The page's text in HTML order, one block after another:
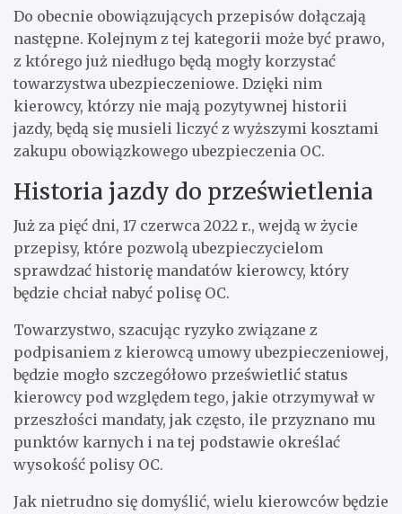
Do obecnie obowiązujących przepisów dołączają
następne. Kolejnym z tej kategorii może być prawo,
z którego już niedługo będą mogły korzystać
towarzystwa ubezpieczeniowe. Dzięki nim
kierowcy, którzy nie mają pozytywnej historii
jazdy, będą się musieli liczyć z wyższymi kosztami
zakupu obowiązkowego ubezpieczenia OC.
Historia jazdy do prześwietlenia
Już za pięć dni, 17 czerwca 2022 r., wejdą w życie
przepisy, które pozwolą ubezpieczycielom
sprawdzać historię mandatów kierowcy, który
będzie chciał nabyć polisę OC.
Towarzystwo, szacując ryzyko związane z
podpisaniem z kierowcą umowy ubezpieczeniowej,
będzie mogło szczegółowo prześwietlić status
kierowcy pod względem tego, jakie otrzymywał w
przeszłości mandaty, jak często, ile przyznano mu
punktów karnych i na tej podstawie określać
wysokość polisy OC.
Jak nietrudno się domyślić, wielu kierowców będzie